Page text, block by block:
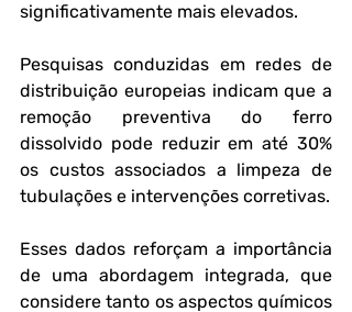
significativamente mais elevados.
Pesquisas conduzidas em redes de
distribuição europeias indicam que a
remoção preventiva do ferro
dissolvido pode reduzir em até 30%
os custos associados a limpeza de
Esses dados reforçam a importância
de uma abordagem integrada, que
considere tanto os aspectos químicos